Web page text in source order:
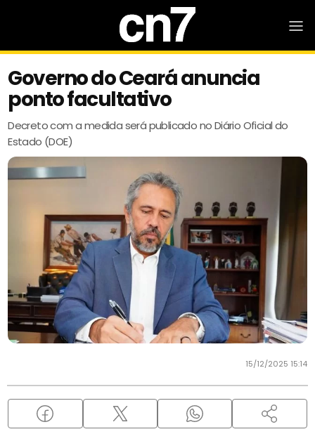
Governo do Ceará anuncia
ponto facultativo
Decreto com a medida será publicado no Diário Oficial do
Estado (DOE)
15/12/2025 15:14